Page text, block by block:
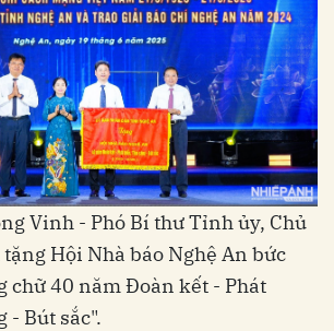
Vinh - Phó Bí thư Tỉnh ủy, Chủ
Hội Nhà báo Nghệ An bức
chữ 40 năm Đoàn kết - Phát
- Bút sắc".